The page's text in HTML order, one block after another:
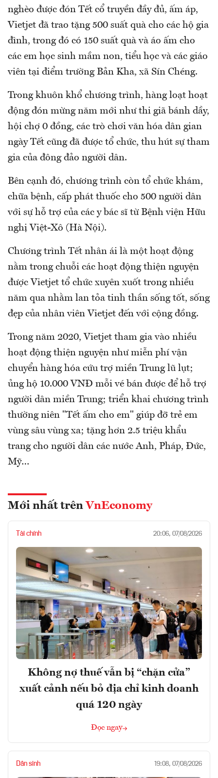
nghèo được đón Tết cổ truyền đầy đủ, ấm áp,
Vietjet đã trao tặng 500 suất quà cho các hộ gia
đình, trong đó có 150 suất quà và áo ấm cho
các em học sinh mầm non, tiểu học và các giáo
viên tại điểm trường Bản Kha, xã Sín Chéng.
Trong khuôn khổ chương trình, hàng loạt hoạt
động đón mừng năm mới như thi giã bánh dầy,
hội chợ 0 đồng, các trò chơi văn hóa dân gian
ngày Tết cũng đã được tổ chức, thu hút sự tham
gia của đông đảo người dân.
Bên cạnh đó, chương trình còn tổ chức khám,
chữa bệnh, cấp phát thuốc cho 500 người dân
với sự hỗ trợ của các y bác sĩ từ Bệnh viện Hữu
nghị Việt-Xô (Hà Nội).
Chương trình Tết nhân ái là một hoạt động
nằm trong chuỗi các hoạt động thiện nguyện
được Vietjet tổ chức xuyên xuốt trong nhiều
năm qua nhằm lan tỏa tinh thần sống tốt, sống
đẹp của nhân viên Vietjet đến với cộng đồng.
Trong năm 2020, Vietjet tham gia vào nhiều
hoạt động thiện nguyện như miễn phí vận
chuyển hàng hóa cứu trợ miền Trung lũ lụt;
ủng hộ 10.000 VNĐ mỗi vé bán được để hỗ trợ
người dân miền Trung; triển khai chương trình
thường niên "Tết ấm cho em" giúp đỡ trẻ em
vùng sâu vùng xa; tặng hơn 2.5 triệu khẩu
trang cho người dân các nước Anh, Pháp, Đức,
Mỹ…
Mới nhất trên VnEconomy
Tài chính 20:06, 07/08/2026
Không nợ thuế vẫn bị “chặn cửa”
xuất cảnh nếu bỏ địa chỉ kinh doanh
quá 120 ngày
Đọc ngay
Dân sinh 19:08, 07/08/2026